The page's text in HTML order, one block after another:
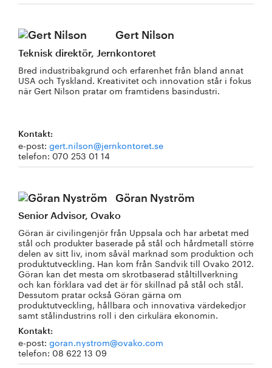
Gert Nilson
Teknisk direktör, Jernkontoret
Bred industribakgrund och erfarenhet från bland annat
USA och Tyskland. Kreativitet och innovation står i fokus
när Gert Nilson pratar om framtidens basindustri.
Kontakt:
e-post: gert.nilson@jernkontoret.se
telefon: 070 253 01 14
Göran Nyström
Senior Advisor, Ovako
Göran är civilingenjör från Uppsala och har arbetat med
stål och produkter baserade på stål och hårdmetall större
delen av sitt liv, inom såväl marknad som produktion och
produktutveckling. Han kom från Sandvik till Ovako 2012.
Göran kan det mesta om skrotbaserad ståltillverkning
och kan förklara vad det är för skillnad på stål och stål.
Dessutom pratar också Göran gärna om
produktutveckling, hållbara och innovativa värdekedjor
samt stålindustrins roll i den cirkulära ekonomin.
Kontakt:
e-post: goran.nystrom@ovako.com
telefon: 08 622 13 09